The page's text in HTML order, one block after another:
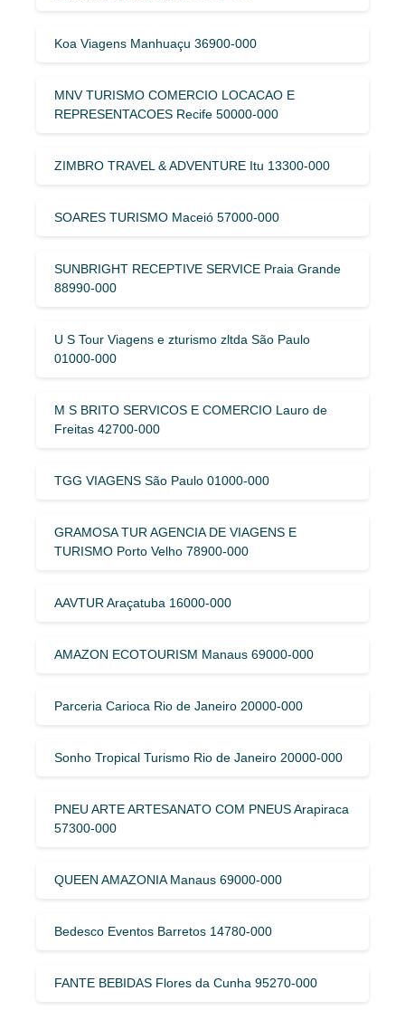
Koa Viagens Manhuaçu 36900-000
MNV TURISMO COMERCIO LOCACAO E
REPRESENTACOES Recife 50000-000
ZIMBRO TRAVEL & ADVENTURE Itu 13300-000
SOARES TURISMO Maceió 57000-000
SUNBRIGHT RECEPTIVE SERVICE Praia Grande
88990-000
U S Tour Viagens e zturismo zltda São Paulo
01000-000
M S BRITO SERVICOS E COMERCIO Lauro de
Freitas 42700-000
TGG VIAGENS São Paulo 01000-000
GRAMOSA TUR AGENCIA DE VIAGENS E
TURISMO Porto Velho 78900-000
AAVTUR Araçatuba 16000-000
AMAZON ECOTOURISM Manaus 69000-000
Parceria Carioca Rio de Janeiro 20000-000
Sonho Tropical Turismo Rio de Janeiro 20000-000
PNEU ARTE ARTESANATO COM PNEUS Arapiraca
57300-000
QUEEN AMAZONIA Manaus 69000-000
Bedesco Eventos Barretos 14780-000
FANTE BEBIDAS Flores da Cunha 95270-000